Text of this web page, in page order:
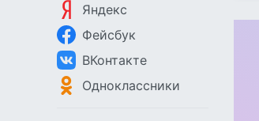
Яндекс
Фейсбук
ВКонтакте
Одноклассники